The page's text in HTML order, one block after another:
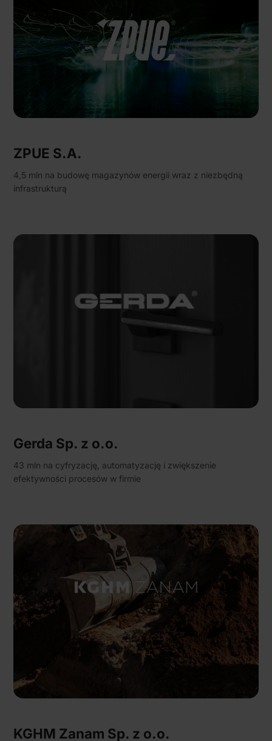
ZPUE S.A.
4,5 mln na budowę magazynów energii wraz z niezbędną
infrastrukturą
Gerda Sp. z o.o.
43 mln na cyfryzację, automatyzację i zwiększenie
efektywności procesów w firmie
KGHM Zanam Sp. z o.o.